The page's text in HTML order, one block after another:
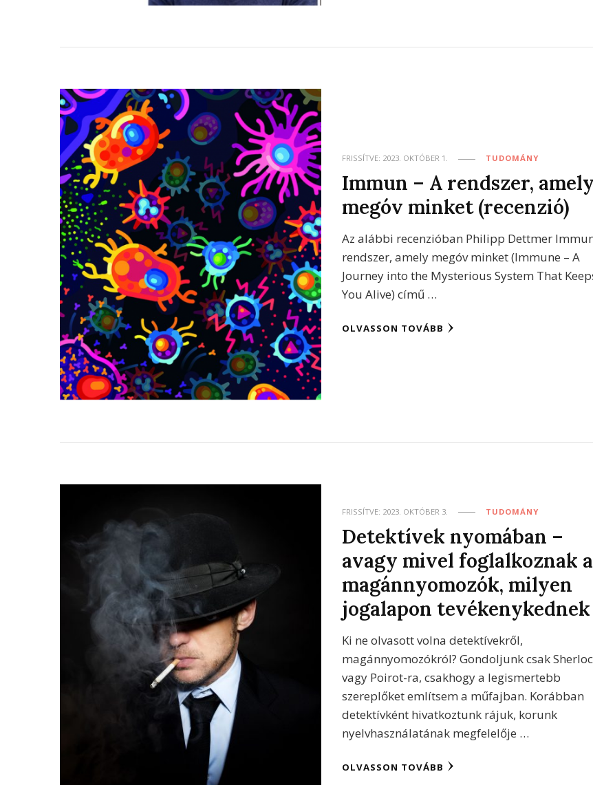
FRISSÍTVE: 2023. OKTÓBER 1. TUDOMÁNY
Immun – A rendszer, amely
megóv minket (recenzió)
Az alábbi recenzióban Philipp Dettmer
rendszer, amely megóv minket (Immune – A
Journey into the Mysterious System That
You Alive) című …
OLVASSON TOVÁBB
FRISSÍTVE: 2023. OKTÓBER 3. TUDOMÁNY
Detektívek nyomában –
avagy mivel foglalkoznak a
magánnyomozók, milyen
jogalapon tevékenykednek
Ki ne olvasott volna detektívekről,
magánnyomozókról? Gondoljunk csak
vagy Poirot-ra, csakhogy a legismertebb
szereplőket említsem a műfajban. Korábban
detektívként hivatkoztunk rájuk, korunk
nyelvhasználatának megfelelője …
OLVASSON TOVÁBB